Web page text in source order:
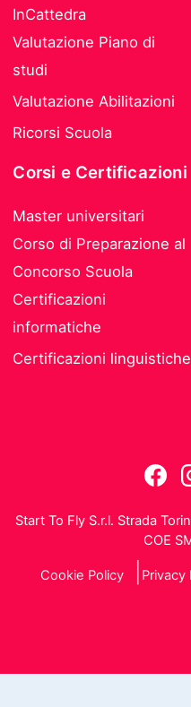
InCattedra
Valutazione Piano di
studi
Valutazione Abilitazioni
Ricorsi Scuola
Corsi e Certificazioni
Master universitari
Corso di Preparazione al
Concorso Scuola
Certificazioni
informatiche
Certificazioni linguistiche
Start To Fly S.r.l. Strada
COE
Cookie Policy Privacy